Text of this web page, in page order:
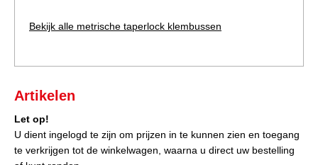
Bekijk alle metrische taperlock klembussen
Artikelen
Let op!
U dient ingelogd te zijn om prijzen in te kunnen zien en toegang
te verkrijgen tot de winkelwagen, waarna u direct uw bestelling